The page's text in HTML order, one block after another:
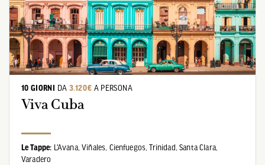
10 GIORNI DA 3.120€ A PERSONA
Viva Cuba
Le Tappe: L'Avana, Viñales, Cienfuegos, Trinidad, Santa Clara,
Varadero